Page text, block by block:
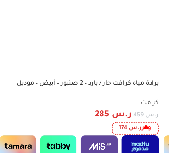
-38%
برادة مياه كرافت حار / بارد – 2 صنبور – أبيض – موديل
كرافت
ر.س 459 ر.س 285
وفرر.س